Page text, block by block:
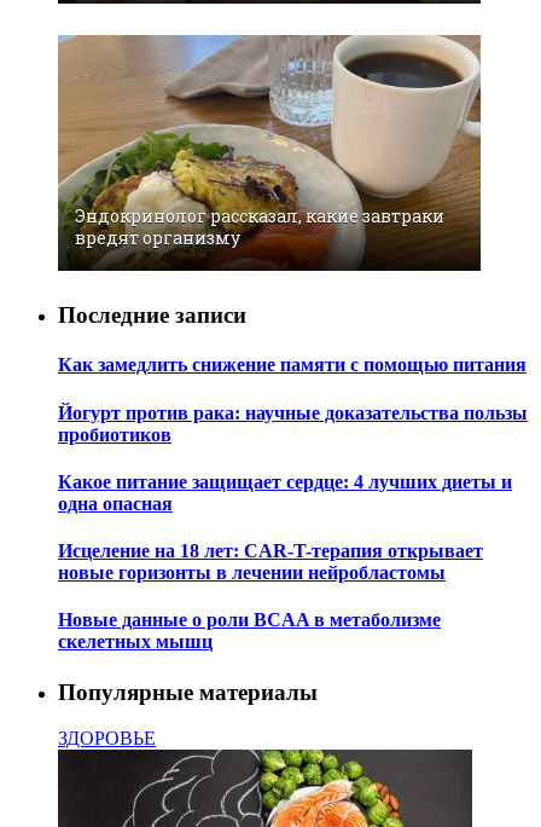
Эндокринолог рассказал, какие завтраки
вредят организму
Последние записи
Как замедлить снижение памяти с помощью питания
Йогурт против рака: научные доказательства пользы
пробиотиков
Какое питание защищает сердце: 4 лучших диеты и
одна опасная
Исцеление на 18 лет: CAR-T-терапия открывает
новые горизонты в лечении нейробластомы
Новые данные о роли BCAA в метаболизме
скелетных мышц
Популярные материалы
ЗДОРОВЬЕ